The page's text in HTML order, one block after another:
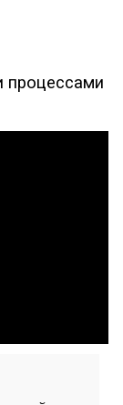
процессами